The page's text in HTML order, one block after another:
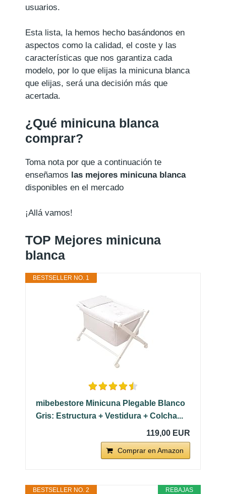
usuarios.
Esta lista, la hemos hecho basándonos en
aspectos como la calidad, el coste y las
características que nos garantiza cada
modelo, por lo que elijas la minicuna blanca
que elijas, será una decisión más que
acertada.
¿Qué minicuna blanca
comprar?
Toma nota por que a continuación te
enseñamos las mejores minicuna blanca
disponibles en el mercado
¡Allá vamos!
TOP Mejores minicuna
blanca
BESTSELLER NO. 1
mibebestore Minicuna Plegable Blanco
Gris: Estructura + Vestidura + Colcha...
119,00 EUR
Comprar en Amazon
REBAJAS
BESTSELLER NO. 2